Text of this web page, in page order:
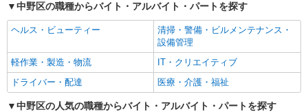
エルダー（50代～）活躍中
シニア（60代～）活躍中
ボーナス・賞与あり
昇給あり
週2～3日勤務OK
短時間勤務（1日4h以内）OK
扶養内勤務OK
交通費支給
中野区の職種からバイト・アルバイト・パートを探す
ヘルス・ビューティー
清掃・警備・ビルメンテナンス・
設備管理
軽作業・製造・物流
IT・クリエイティブ
ドライバー・配達
医療・介護・福祉
中野区の人気の職種からバイト・アルバイト・パートを探す